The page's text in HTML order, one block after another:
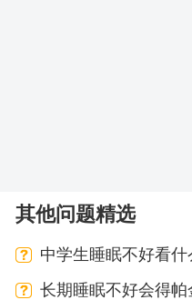
其他问题精选
中学生睡眠不好看什
长期睡眠不好会得帕